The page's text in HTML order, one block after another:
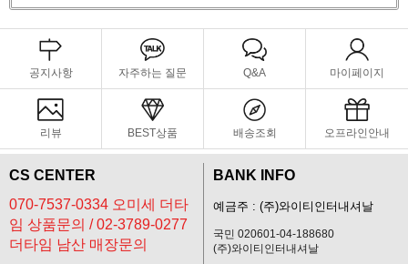
공지사항 자주하는 질문 Q&A 마이페이지
리뷰 BEST상품 배송조회 오프라인안내
CS CENTER
070-7537-0334 오미세 더타
임 상품문의 / 02-3789-0277
더타임 남산 매장문의
BANK INFO
예금주 : (주)와이티인터내셔날
국민 020601-04-188680
(주)와이티인터내셔날